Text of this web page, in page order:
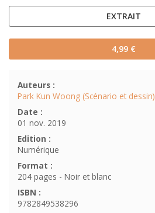
EXTRAIT
4,99 €
Auteurs :
Park Kun Woong (Scénario et dessin)
Date :
01 nov. 2019
Edition :
Numérique
Format :
204 pages - Noir et blanc
ISBN :
9782849538296